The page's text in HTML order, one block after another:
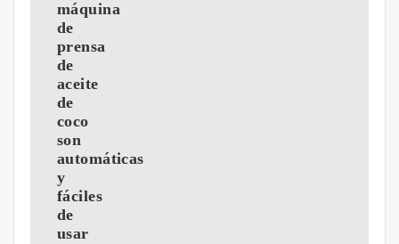
máquina
de
prensa
de
aceite
de
coco
son
automáticas
y
fáciles
de
usar